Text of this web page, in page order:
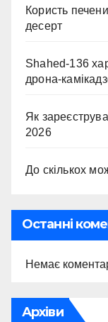
Користь
десерт
Shahed-136
дрона-
Як
2026
До скількох
Останні
Немає
Архіви